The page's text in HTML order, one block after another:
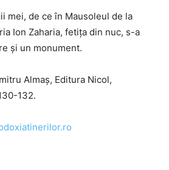
mei, de ce în Mausoleul de la
Ion Zaharia, fetiţa din nuc, s-a
şi un monument.
Almaș, Editura Nicol,
132.